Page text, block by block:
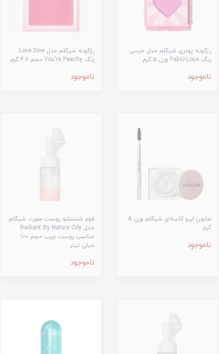
رژگونه پودری شیگلم مدل خرسی
رنگ Fab-U-Lous وزن 5 گرم
ناموجود
رژگونه شیگلم مدل Love Dive
رنگ You're Peachy حجم 4.6 گرم
ناموجود
صابون ابرو کاسه‌ای شیگلم وزن 5
گرم
ناموجود
فوم شستشو پوست صورت شیگلم
مدل Radiant By Nature Oily
مناسب پوست چرب حجم 100
میلی لیتر
ناموجود